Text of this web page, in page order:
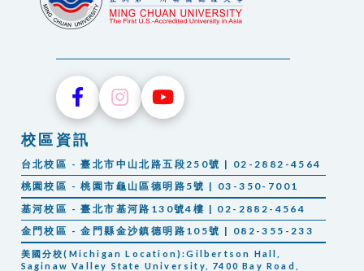
校區資訊
台北校區 - 臺北市中山北路五段250號 | 02-2882-4564
桃園校區 - 桃園市龜山區德明路5號 | 03-350-7001
基河校區 - 臺北市基河路130號4樓 | 02-2882-4564
金門校區 - 金門縣金沙鎮德明路105號 | 082-355-233
美國分校(Michigan Location):Gilbertson Hall,
Saginaw Valley State University, 7400 Bay Road,